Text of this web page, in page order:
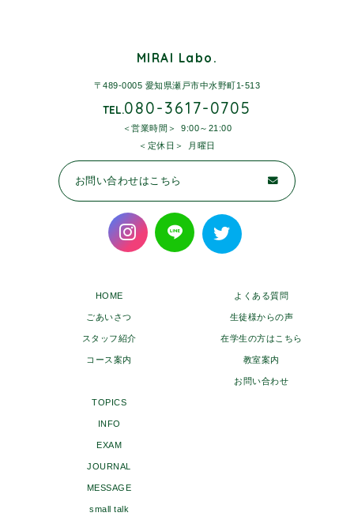
MIRAI Labo.
〒489-0005 愛知県瀬戸市中水野町1-513
TEL.080-3617-0705
営業時間
9:00～21:00
定休日
月曜日
お問い合わせはこちら
HOME
ごあいさつ
スタッフ紹介
コース案内
よくある質問
生徒様からの声
在学生の方はこちら
教室案内
お問い合わせ
TOPICS
INFO
EXAM
JOURNAL
MESSAGE
small talk